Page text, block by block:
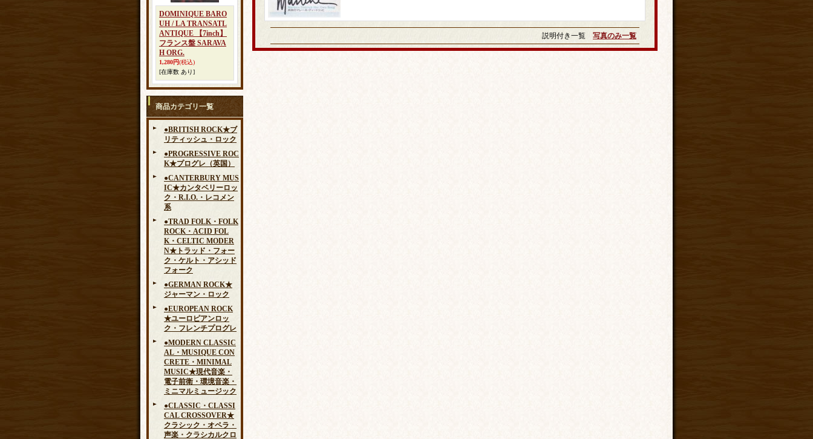
DOMINIQUE BARO
UH / LA TRANSATL
ANTIQUE 【7inch】
フランス盤 SARAVA
H ORG.
1,280円(税込)
[在庫数 あり]
商品カテゴリ一覧
●BRITISH ROCK★ブ
リティッシュ・ロック
●PROGRESSIVE ROC
K★プログレ（英国）
●CANTERBURY MUS
IC★カンタベリーロッ
ク・R.I.O.・レコメン
系
●TRAD FOLK・FOLK
ROCK・ACID FOL
K・CELTIC MODER
N★トラッド・フォー
ク・ケルト・アシッド
フォーク
●GERMAN ROCK★
ジャーマン・ロック
●EUROPEAN ROCK
★ユーロピアンロッ
ク・フレンチプログレ
●MODERN CLASSIC
AL・MUSIQUE CON
CRETE・MINIMAL
MUSIC★現代音楽・
電子前衛・環境音楽・
ミニマルミュージック
●CLASSIC・CLASSI
CAL CROSSOVER★
クラシック・オペラ・
声楽・クラシカルクロ
説明付き一覧 写真のみ一覧